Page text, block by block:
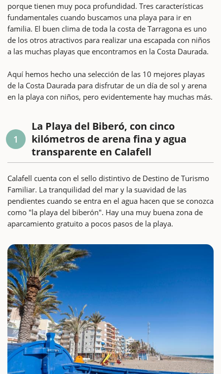
porque tienen muy poca profundidad. Tres características
fundamentales cuando buscamos una playa para ir en
familia. El buen clima de toda la costa de Tarragona es uno
de los otros atractivos para realizar una escapada con niños
a las muchas playas que encontramos en la Costa Daurada.
Aquí hemos hecho una selección de las 10 mejores playas
de la Costa Daurada para disfrutar de un día de sol y arena
en la playa con niños, pero evidentemente hay muchas más.
1
La Playa del Biberó, con cinco
kilómetros de arena fina y agua
transparente en Calafell
Calafell cuenta con el sello distintivo de Destino de Turismo
Familiar. La tranquilidad del mar y la suavidad de las
pendientes cuando se entra en el agua hacen que se conozca
como "la playa del biberón". Hay una muy buena zona de
aparcamiento gratuito a pocos pasos de la playa.